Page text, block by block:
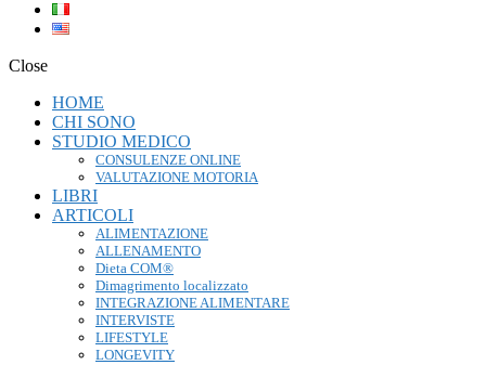
Close
HOME
CHI SONO
STUDIO MEDICO
CONSULENZE ONLINE
VALUTAZIONE MOTORIA
LIBRI
ARTICOLI
ALIMENTAZIONE
ALLENAMENTO
Dieta COM®
Dimagrimento localizzato
INTEGRAZIONE ALIMENTARE
INTERVISTE
LIFESTYLE
LONGEVITY